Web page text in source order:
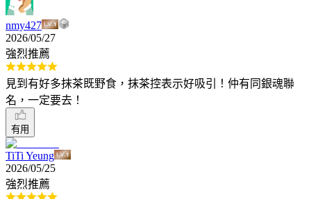
nmy427
2026/05/27
強烈推薦
見到有好多抹茶既野食，抹茶控表示好吸引！仲有同銀魂聯
名，一定要去！
有用
TiTi Yeung
2026/05/25
強烈推薦